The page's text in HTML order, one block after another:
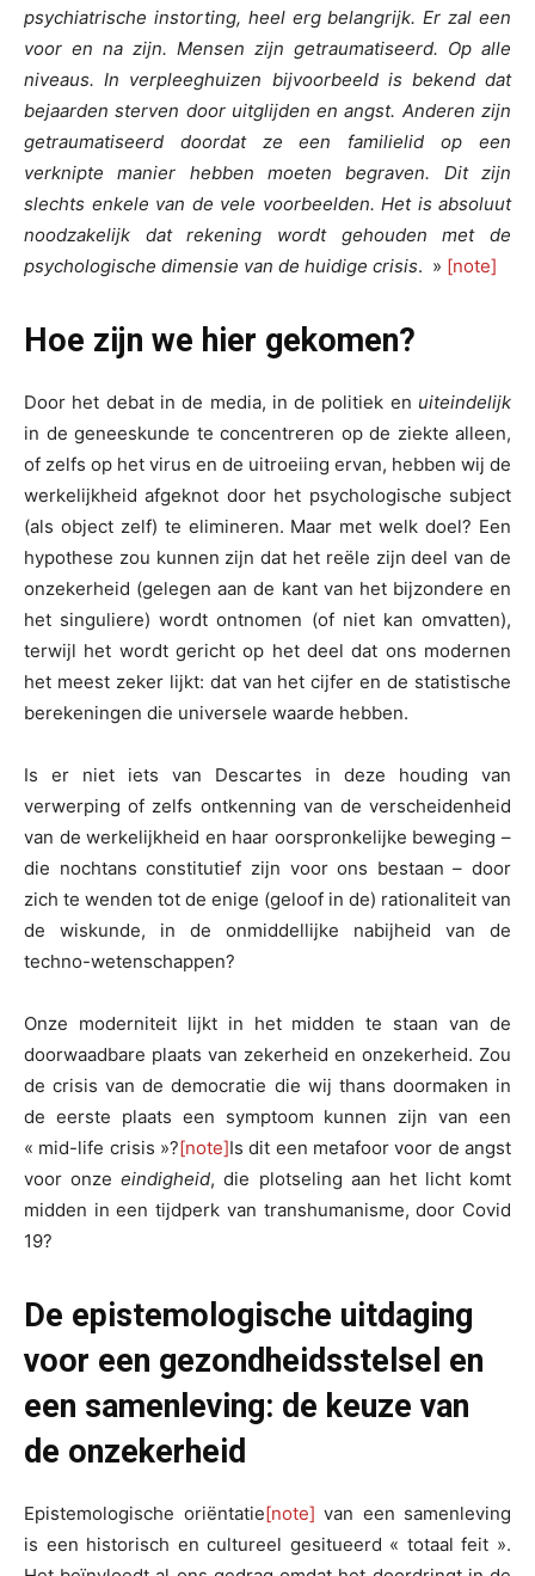
psychiatrische instorting, heel erg belangrijk. Er zal een
voor en na zijn. Mensen zijn getraumatiseerd. Op alle
niveaus. In verpleeghuizen bijvoorbeeld is bekend dat
bejaarden sterven door uitglijden en angst. Anderen zijn
getraumatiseerd doordat ze een familielid op een
verknipte manier hebben moeten begraven. Dit zijn
slechts enkele van de vele voorbeelden. Het is absoluut
noodzakelijk dat rekening wordt gehouden met de
psychologische dimensie van de huidige crisis. » [note]
Hoe zijn we hier gekomen?
Door het debat in de media, in de politiek en uiteindelijk
in de geneeskunde te concentreren op de ziekte alleen,
of zelfs op het virus en de uitroeiing ervan, hebben wij de
werkelijkheid afgeknot door het psychologische subject
(als object zelf) te elimineren. Maar met welk doel? Een
hypothese zou kunnen zijn dat het reële zijn deel van de
onzekerheid (gelegen aan de kant van het bijzondere en
het singuliere) wordt ontnomen (of niet kan omvatten),
terwijl het wordt gericht op het deel dat ons modernen
het meest zeker lijkt: dat van het cijfer en de statistische
berekeningen die universele waarde hebben.
Is er niet iets van Descartes in deze houding van
verwerping of zelfs ontkenning van de verscheidenheid
van de werkelijkheid en haar oorspronkelijke beweging –
die nochtans constitutief zijn voor ons bestaan – door
zich te wenden tot de enige (geloof in de) rationaliteit van
de wiskunde, in de onmiddellijke nabijheid van de
techno-wetenschappen?
Onze moderniteit lijkt in het midden te staan van de
doorwaadbare plaats van zekerheid en onzekerheid. Zou
de crisis van de democratie die wij thans doormaken in
de eerste plaats een symptoom kunnen zijn van een
« mid-life crisis »?[note]Is dit een metafoor voor de angst
voor onzeeindigheid, die plotseling aan het licht komt
midden in een tijdperk van transhumanisme, door Covid
19?
De epistemologische uitdaging
voor een gezondheidsstelsel en
een samenleving: de keuze van
de onzekerheid
Epistemologische oriëntatie[note] van een samenleving
is een historisch en cultureel gesitueerd « totaal feit ».